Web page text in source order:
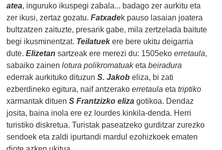
atea, inguruko ikuspegi zabala... badago zer aurkitu eta
zer ikusi, zertaz gozatu.Fatxadek pauso lasaian joatera
bultzatzen zaituzte, presarik gabe, mila zertzelada baitute
begi ikusminentzat. Teilatuekere bere ukitu deigarria
dute.Elizetan sartzeak ere merezi du: 1505ekoerretaula,
sabaiko zainenlotura polikromatuaketabeiradura
ederrak aurkituko dituzunS. Jakob eliza, bi zati
ezberdineko egitura, naif antzerakoerretaula etatriptiko
xarmantak dituenS Frantzizko eliza gotikoa. Dendaz
josita, baina inola ere ez lourdes kinkila-denda. Herri
turistiko diskretua. Turistak paseatzeko gurditzar zurezko
sendoek eta zaldi ipurtandi mardul ezohizkoek ematen